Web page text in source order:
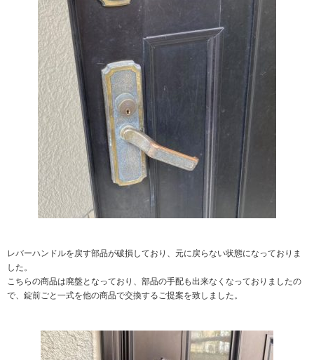
レバーハンドルを戻す部品が破損しており、元に戻らない状態になっておりま
した。
こちらの商品は廃盤となっており、部品の手配も出来なくなっておりましたの
で、錠前ごと一式を他の商品で交換するご提案を致しました。